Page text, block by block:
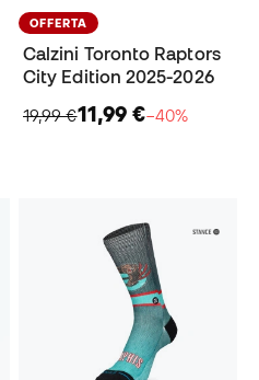
OFFERTA
Calzini Toronto Raptors
City Edition 2025-2026
19,99 €11,99 €−40%